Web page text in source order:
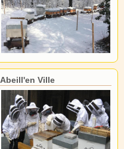
Abeill'en Ville